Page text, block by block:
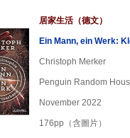
居家生活（德文）
Ein Mann, ein Werk:
Christoph Merker
Penguin Random
November 2022
176pp（含圖片）